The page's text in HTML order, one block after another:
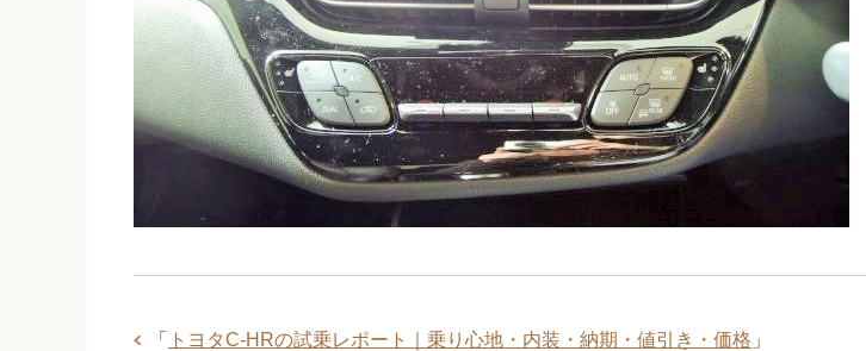
「 トヨタC-HRの試乗レポート｜乗り心地・内装・納期・値引き・価格 」